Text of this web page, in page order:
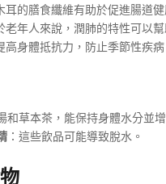
耳的膳食纖維有助於促進腸道
老年人來說，潤肺的特性可以
高身體抵抗力，防止季節性疾病
和草本茶，能保持身體水分並
：這些飲品可能導致脫水。